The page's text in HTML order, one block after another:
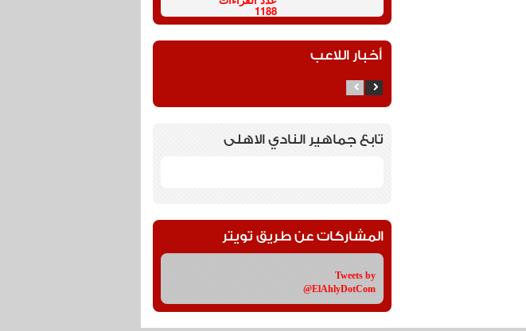
1188
أخبار اللاعب
تابع جماهير النادي الاهلى
المشاركات عن طريق تويتر
Tweets by
@ElAhlyDotCom